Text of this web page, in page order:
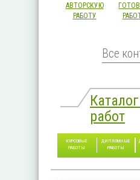
АВТОРСКУЮ
РАБОТУ
Все
работ
КУРСОВЫЕ
РАБОТЫ
ДИПЛОМНЫЕ
РАБОТЫ